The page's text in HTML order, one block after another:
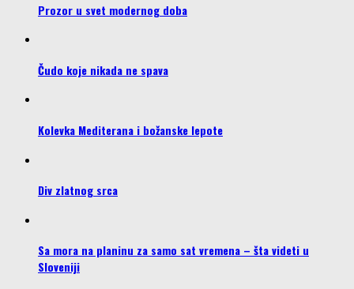
Prozor u svet modernog doba
Čudo koje nikada ne spava
Kolevka Mediterana i božanske lepote
Div zlatnog srca
Sa mora na planinu za samo sat vremena – šta videti u
Sloveniji